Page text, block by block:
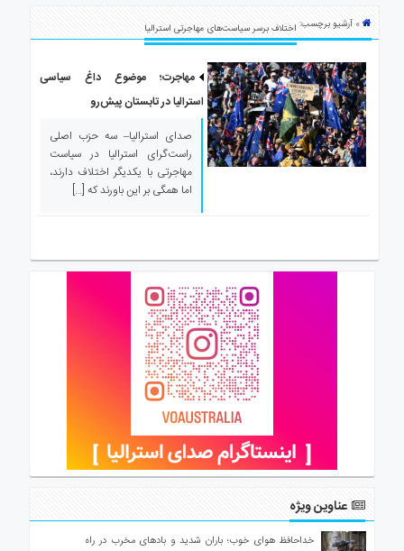
استرالیا
ارتباط
» آرشیو برچسب: اختلاف برسر سیاست‌های مهاجرتی استرالیا
مهاجرت؛ موضوع داغ سیاسی
استرالیا در تابستان پیش‌رو
صدای استرالیا– سه حزب اصلی
راست‌گرای استرالیا در سیاست
مهاجرتی با یکدیگر اختلاف دارند،
اما همگی بر این باورند که […]
عناوین ویژه
خداحافظ هوای خوب؛ باران شدید و بادهای مخرب در راه